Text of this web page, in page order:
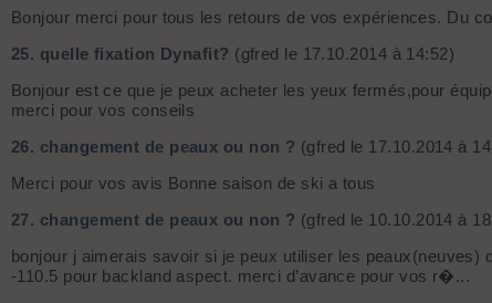
Bonjour merci pour tous les retours de vos expériences. Du
25. quelle fixation Dynafit? (gfred le 17.10.2014 à 14:52)
Bonjour est ce que je peux acheter les yeux fermés,pour
merci pour vos conseils
26. changement de peaux ou non ? (gfred le 17.10.2014 à
Merci pour vos avis Bonne saison de ski a tous
27. changement de peaux ou non ? (gfred le 10.10.2014 à
bonjour j aimerais savoir si je peux utiliser les
-110.5 pour backland aspect. merci d’avance pour vos r�...